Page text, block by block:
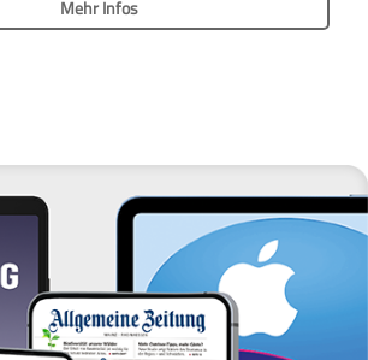
Mehr Infos